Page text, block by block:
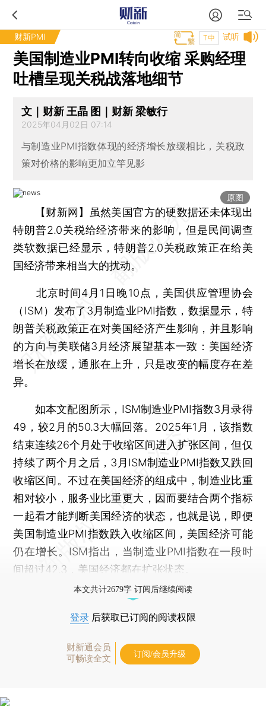
财新PMI 试听
T中
美国制造业PMI转向收缩 采购经理
吐槽呈现关税战落地细节
文｜财新 王晶 图｜财新 梁敏行
2025年04月02日 07:14
与制造业PMI指数体现的经济增长放缓相比，关税政
策对价格的影响更加立竿见影
原图
【财新网】
虽然美国官方的硬数据还未体现出
特朗普2.0关税给经济带来的影响，但是民间调查
类软数据已经显示，特朗普2.0关税政策正在给美
国经济带来相当大的扰动。
北京时间4月1日晚10点，美国供应管理协会
（ISM）发布了3月制造业PMI指数，数据显示，特
朗普关税政策正在对美国经济产生影响，并且影响
的方向与美联储3月经济展望基本一致：美国经济
增长在放缓，通胀在上升，只是改变的幅度存在差
异。
如本文配图所示，ISM制造业PMI指数3月录得
49，较2月的50.3大幅回落。2025年1月，该指数
结束连续26个月处于收缩区间进入扩张区间，但仅
持续了两个月之后，3月ISM制造业PMI指数又跌回
收缩区间。不过在美国经济的组成中，制造业比重
相对较小，服务业比重更大，因而要结合两个指标
一起看才能判断美国经济的状态，也就是说，即便
美国制造业PMI指数跌入收缩区间，美国经济可能
仍在增长。ISM指出，当制造业PMI指数在一段时
间超过42.3，美国经济都在扩张状态。
本文共计2679字 订阅后继续阅读
登录 后获取已订阅的阅读权限
财新通会员
可畅读全文
订阅/会员升级